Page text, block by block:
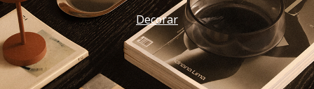
Decorar